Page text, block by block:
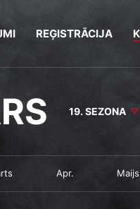
REĢISTRĀCIJA
19. SEZONA
Apr. Maijs